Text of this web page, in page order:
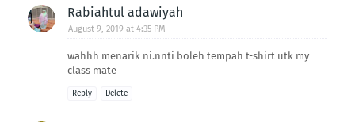
Rabiahtul adawiyah
August 9, 2019 at 4:35 PM
wahhh menarik ni.nnti boleh tempah t-shirt utk my
class mate
Reply Delete